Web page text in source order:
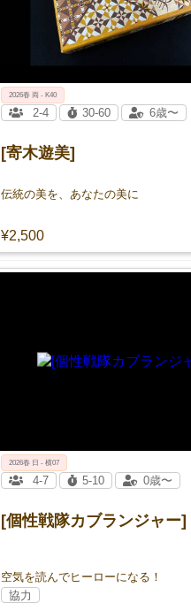
[寄木遊美]
伝統の美を、あなたの美に
¥2,500
2026春 両 - K40
2-4 30-60 6歳〜
[個性戦隊カブランジャー]
空気を読んでヒーローになる！
2026春 日 - 横07
4-7 5-10 0歳〜
協力